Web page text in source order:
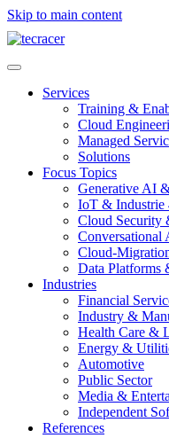
Skip to main content
Services
Training &
Cloud
Managed
Solutions
Focus Topics
Generative AI
IoT & Industrie
Cloud Security
Conversational
Cloud-
Data Platforms
Industries
Financial
Industry &
Health Care &
Energy &
Automotive
Public Sector
Media &
Independent
References